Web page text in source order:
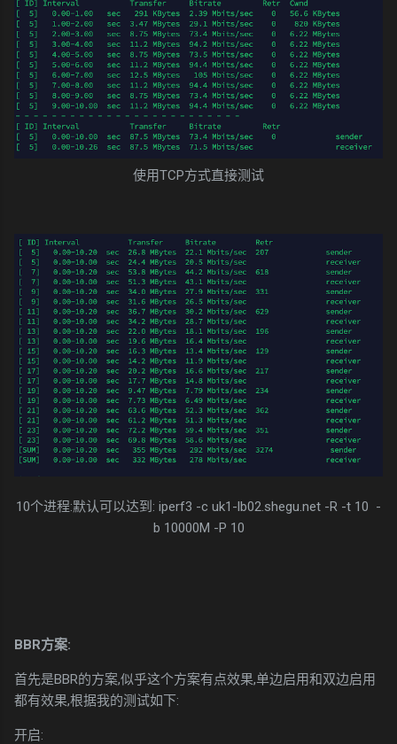
使用TCP方式直接测试
10个进程:默认可以达到: iperf3 -c uk1-lb02.shegu.net -R -t 10 -
b 10000M -P 10
BBR方案:
首先是BBR的方案,似乎这个方案有点效果,单边启用和双边启用
都有效果,根据我的测试如下:
开启: